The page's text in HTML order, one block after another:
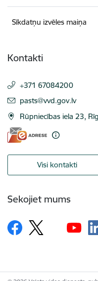
Sīkdatņu izvēles maiņa
Kontakti
+371 67084200
E-pasts:
pasts@vvd.gov.lv
Rūpniecības iela 23,
Visi kontakti
Sekojiet mums